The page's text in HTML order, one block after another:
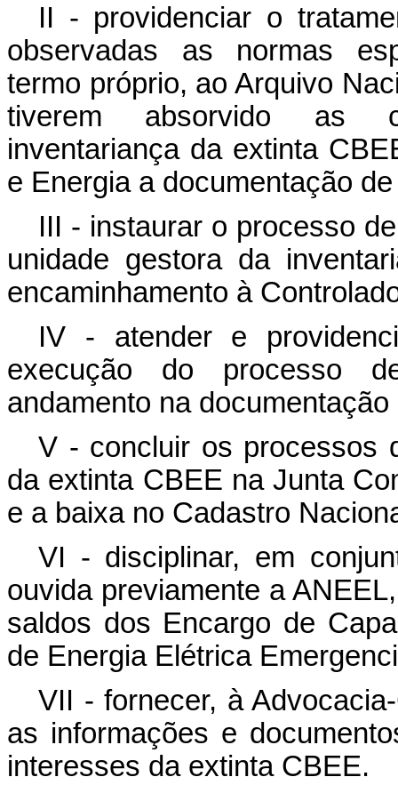
II - providenciar o
observadas as normas
termo próprio, ao Arquivo
tiverem absorvido as
inventariança da extinta
e Energia a documentação
III - instaurar o processo
unidade gestora da
encaminhamento à
IV - atender e
execução do processo
andamento na
V - concluir os processos
da extinta CBEE na Junta
e a baixa no Cadastro
VI - disciplinar, em
ouvida previamente a
saldos dos Encargo de
de Energia Elétrica
VII - fornecer, à
as informações e
interesses da extinta CBEE.